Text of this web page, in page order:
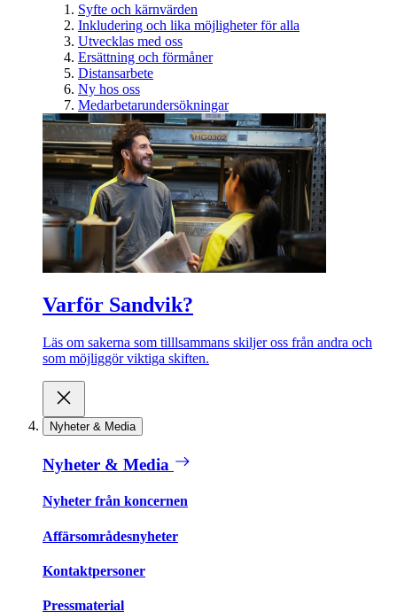
Syfte och kärnvärden
Inkludering och lika möjligheter för alla
Utvecklas med oss
Ersättning och förmåner
Distansarbete
Ny hos oss
Medarbetarundersökningar
Varför Sandvik?
Läs om sakerna som tilllsammans skiljer oss från andra och
som möjliggör viktiga skiften.
Nyheter & Media
Nyheter & Media
Nyheter från koncernen
Affärsområdesnyheter
Kontaktpersoner
Pressmaterial